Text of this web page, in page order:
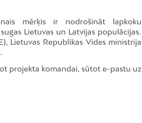
mērķis ir nodrošināt lapkoku
Lietuvas un Latvijas populācijas.
Lietuvas Republikas Vides ministrija
projekta komandai, sūtot e-pastu uz